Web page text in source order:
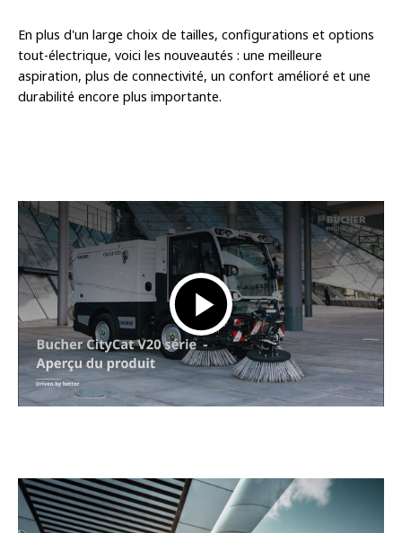
En plus d'un large choix de tailles, configurations et options
tout-électrique, voici les nouveautés : une meilleure
aspiration, plus de connectivité, un confort amélioré et une
durabilité encore plus importante.